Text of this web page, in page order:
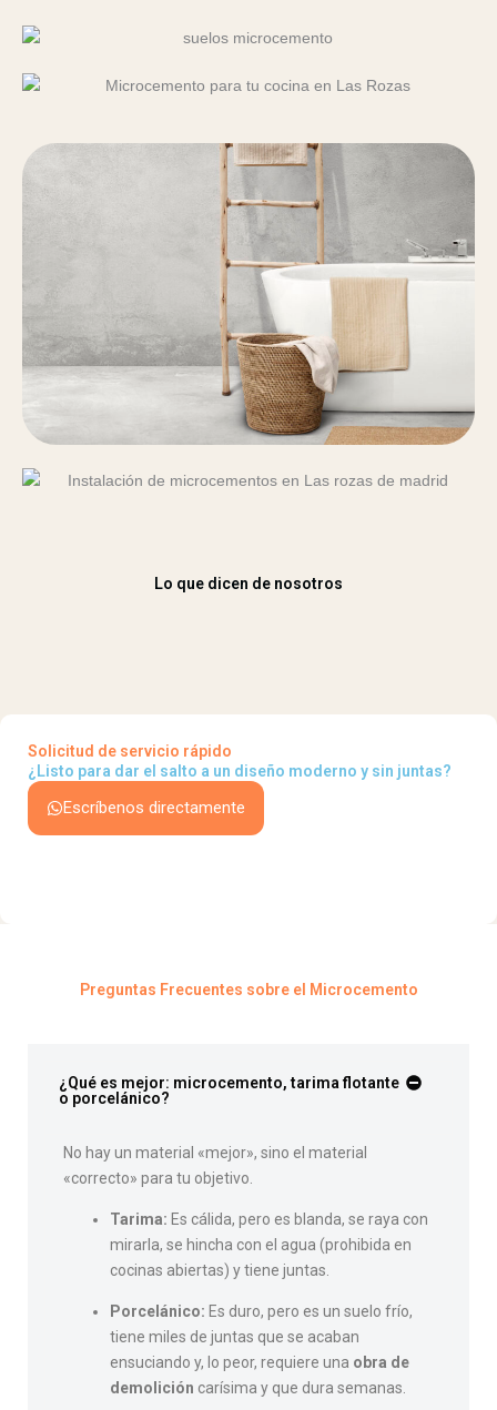
Lo que dicen de nosotros
Solicitud de servicio rápido
¿Listo para dar el salto a un diseño moderno y sin juntas?
Escríbenos directamente
Preguntas Frecuentes sobre el Microcemento
¿Qué es mejor: microcemento, tarima flotante
o porcelánico?
No hay un material «mejor», sino el material
«correcto» para tu objetivo.
Tarima: Es cálida, pero es blanda, se raya con
mirarla, se hincha con el agua (prohibida en
cocinas abiertas) y tiene juntas.
Porcelánico: Es duro, pero es un suelo frío,
tiene miles de juntas que se acaban
ensuciando y, lo peor, requiere una obra de
demolición carísima y que dura semanas.